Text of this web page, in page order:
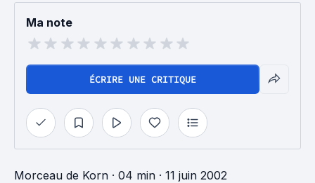
Ma note
ÉCRIRE UNE CRITIQUE
Morceau de Korn · 04 min · 11 juin 2002